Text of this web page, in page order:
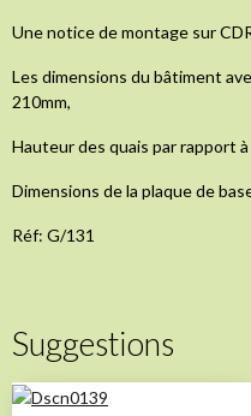
Une notice de montage sur
Les dimensions du bâtiment
210mm,
Hauteur des quais par rapport à
Dimensions de la plaque de
Réf: G/131
Suggestions